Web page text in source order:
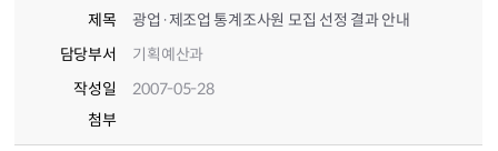
제목
광업·제조업 통계조사원 모집 선정 결과 안내
담당부서
기획예산과
작성일
2007-05-28
첨부